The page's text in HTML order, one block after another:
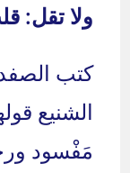
ولا تقل:
كتب
الشنيع
مَفْسود